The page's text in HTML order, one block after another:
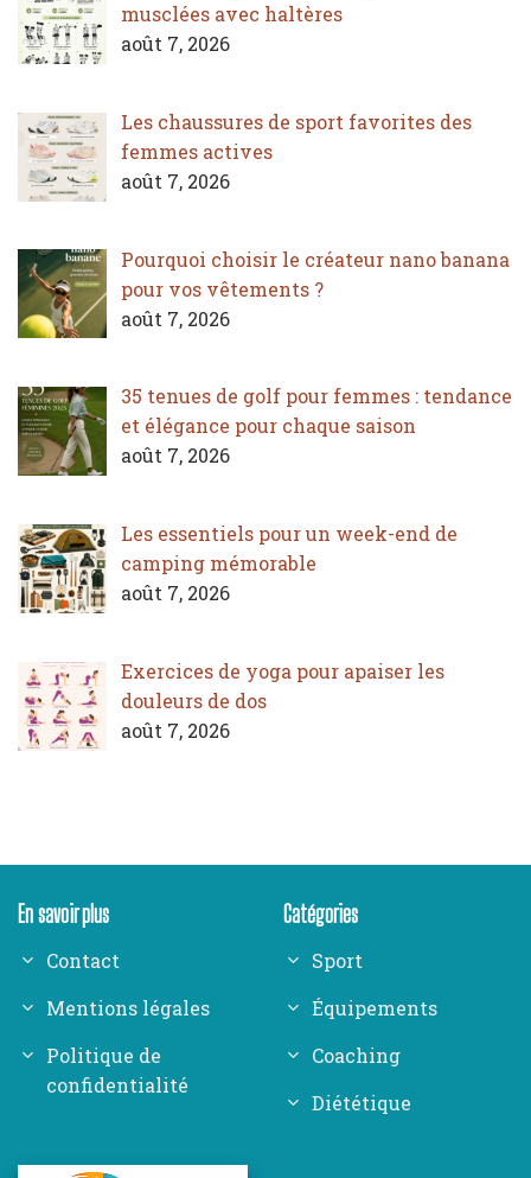
musclées avec haltères
août 7, 2026
Les chaussures de sport favorites des
femmes actives
août 7, 2026
Pourquoi choisir le créateur nano banana
pour vos vêtements ?
août 7, 2026
35 tenues de golf pour femmes : tendance
et élégance pour chaque saison
août 7, 2026
Les essentiels pour un week-end de
camping mémorable
août 7, 2026
Exercices de yoga pour apaiser les
douleurs de dos
août 7, 2026
En savoir plus
Contact
Mentions légales
Politique de
confidentialité
Catégories
Sport
Équipements
Coaching
Diététique